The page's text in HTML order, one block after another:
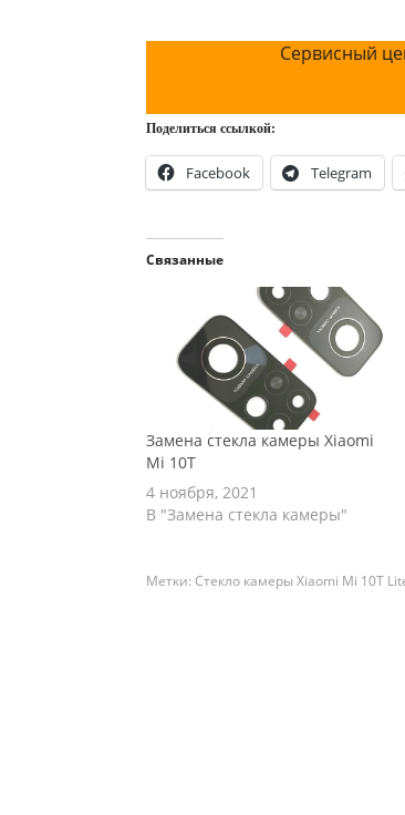
Сервисный
Поделиться ссылкой:
Facebook Telegram
Связанные
Замена стекла камеры Xiaomi
Mi 10T
4 ноября, 2021
В "Замена стекла камеры"
Метки: Стекло камеры Xiaomi Mi 10T